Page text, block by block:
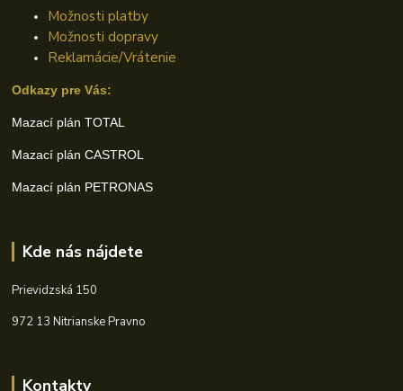
Možnosti platby
Možnosti dopravy
Reklamácie/Vrátenie
Odkazy pre Vás:
Mazací plán TOTAL
Mazací plán CASTROL
Mazací plán PETRONAS
Kde nás nájdete
Prievidzská 150
972 13 Nitrianske Pravno
Kontakty